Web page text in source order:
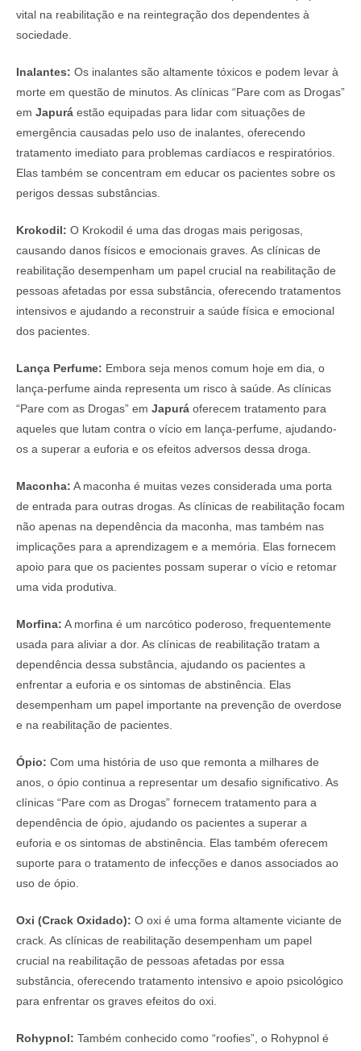
vital na reabilitação e na reintegração dos dependentes à
sociedade.
Inalantes: Os inalantes são altamente tóxicos e podem levar à
morte em questão de minutos. As clínicas “Pare com as Drogas”
em Japurá estão equipadas para lidar com situações de
emergência causadas pelo uso de inalantes, oferecendo
tratamento imediato para problemas cardíacos e respiratórios.
Elas também se concentram em educar os pacientes sobre os
perigos dessas substâncias.
Krokodil: O Krokodil é uma das drogas mais perigosas,
causando danos físicos e emocionais graves. As clínicas de
reabilitação desempenham um papel crucial na reabilitação de
pessoas afetadas por essa substância, oferecendo tratamentos
intensivos e ajudando a reconstruir a saúde física e emocional
dos pacientes.
Lança Perfume: Embora seja menos comum hoje em dia, o
lança-perfume ainda representa um risco à saúde. As clínicas
“Pare com as Drogas” em Japurá oferecem tratamento para
aqueles que lutam contra o vício em lança-perfume, ajudando-
os a superar a euforia e os efeitos adversos dessa droga.
Maconha: A maconha é muitas vezes considerada uma porta
de entrada para outras drogas. As clínicas de reabilitação focam
não apenas na dependência da maconha, mas também nas
implicações para a aprendizagem e a memória. Elas fornecem
apoio para que os pacientes possam superar o vício e retomar
uma vida produtiva.
Morfina: A morfina é um narcótico poderoso, frequentemente
usada para aliviar a dor. As clínicas de reabilitação tratam a
dependência dessa substância, ajudando os pacientes a
enfrentar a euforia e os sintomas de abstinência. Elas
desempenham um papel importante na prevenção de overdose
e na reabilitação de pacientes.
Ópio: Com uma história de uso que remonta a milhares de
anos, o ópio continua a representar um desafio significativo. As
clínicas “Pare com as Drogas” fornecem tratamento para a
dependência de ópio, ajudando os pacientes a superar a
euforia e os sintomas de abstinência. Elas também oferecem
suporte para o tratamento de infecções e danos associados ao
uso de ópio.
Oxi (Crack Oxidado): O oxi é uma forma altamente viciante de
crack. As clínicas de reabilitação desempenham um papel
crucial na reabilitação de pessoas afetadas por essa
substância, oferecendo tratamento intensivo e apoio psicológico
para enfrentar os graves efeitos do oxi.
Rohypnol: Também conhecido como “roofies”, o Rohypnol é